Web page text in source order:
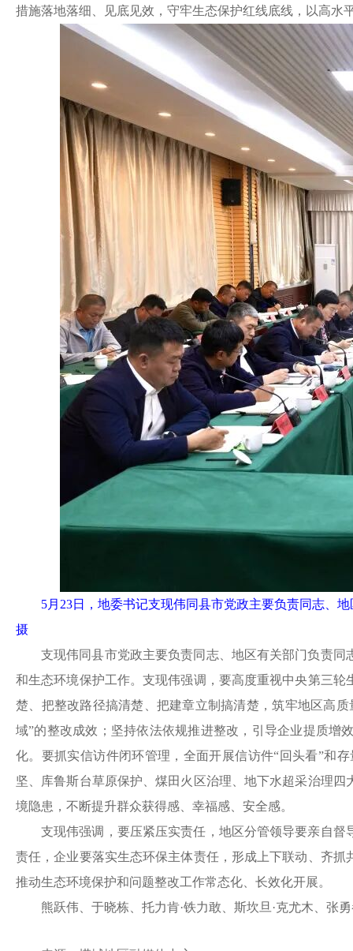
措施落地落细、见底见效，守牢生态保护红线底线，以高水
5月23日，地委书记支现伟同县市党政主要负责同志、
摄
支现伟同县市党政主要负责同志、地区有关部门负责
和生态环境保护工作。支现伟强调，要高度重视中央第三
楚、把整改路径搞清楚、把建章立制搞清楚，筑牢地区高
域”的整改成效；坚持依法依规推进整改，引导企业提质增
化。要抓实信访件闭环管理，全面开展信访件“回头看”和
坚、库鲁斯台草原保护、煤田火区治理、地下水超采治理
境隐患，不断提升群众获得感、幸福感、安全感。
支现伟强调，要压紧压实责任，地区分管领导要亲自
责任，企业要落实生态环保主体责任，形成上下联动、齐
推动生态环境保护和问题整改工作常态化、长效化开展。
熊跃伟、于晓栋、托力肯·铁力敢、斯坎旦·克尤木、张